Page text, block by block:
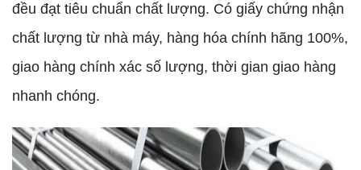
đều đạt tiêu chuẩn chất lượng. Có giấy chứng nhận
chất lượng từ nhà máy, hàng hóa chính hãng 100%,
giao hàng chính xác số lượng, thời gian giao hàng
nhanh chóng.